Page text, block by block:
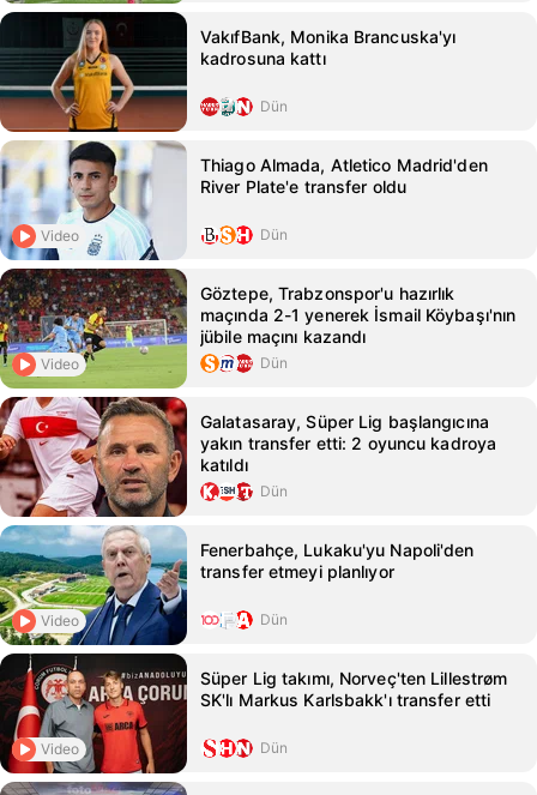
VakıfBank, Monika Brancuska'yı
kadrosuna kattı
Dün
Video
Thiago Almada, Atletico Madrid'den
River Plate'e transfer oldu
Dün
Video
Göztepe, Trabzonspor'u hazırlık
maçında 2-1 yenerek İsmail Köybaşı'nın
jübile maçını kazandı
Dün
Galatasaray, Süper Lig başlangıcına
yakın transfer etti: 2 oyuncu kadroya
katıldı
Dün
Video
Fenerbahçe, Lukaku'yu Napoli'den
transfer etmeyi planlıyor
Dün
Video
Süper Lig takımı, Norveç'ten Lillestrøm
SK'lı Markus Karlsbakk'ı transfer etti
Dün